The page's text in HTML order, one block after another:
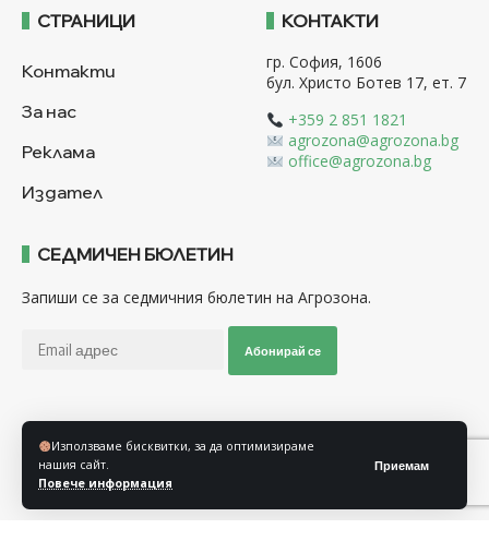
Използваме бисквитки, за да оптимизираме
нашия сайт.
Повече информация
Приемам
СТРАНИЦИ
Контакти
За нас
Реклама
Издател
КОНТАКТИ
гр. София, 1606
бул. Христо Ботев 17, ет. 7
+359 2 851 1821
agrozona@agrozona.bg
office@agrozona.bg
СЕДМИЧЕН БЮЛЕТИН
Запиши се за седмичния бюлетин на Агрозона.
Абонирай се
Последвайте ни